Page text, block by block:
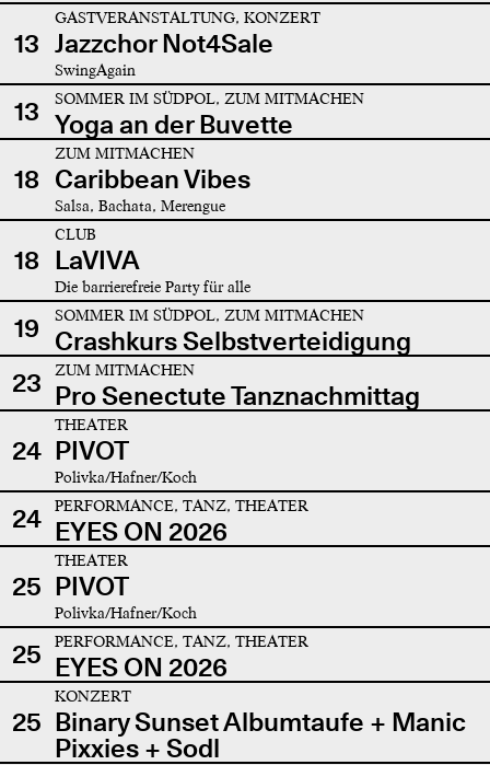
13
GASTVERANSTALTUNG, KONZERT
Jazzchor Not4Sale
SwingAgain
13 SOMMER IM SÜDPOL, ZUM MITMACHEN
Yoga an der Buvette
18
ZUM MITMACHEN
Caribbean Vibes
Salsa, Bachata, Merengue
18
CLUB
LaVIVA
Die barrierefreie Party für alle
19 SOMMER IM SÜDPOL, ZUM MITMACHEN
Crashkurs Selbstverteidigung
23
ZUM MITMACHEN
Pro Senectute Tanznachmittag
24
THEATER
PIVOT
Polivka/Hafner/Koch
24 PERFORMANCE, TANZ, THEATER
EYES ON 2026
25
THEATER
PIVOT
Polivka/Hafner/Koch
25 PERFORMANCE, TANZ, THEATER
EYES ON 2026
25
KONZERT
Binary Sunset Albumtaufe + Manic
Pixxies + Sodl